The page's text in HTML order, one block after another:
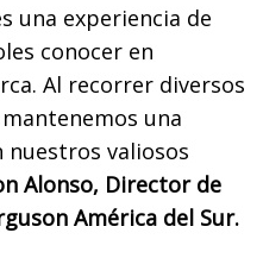
una experiencia de
conocer en
Al recorrer diversos
una
valiosos
Alonso, Director de
América del Sur.